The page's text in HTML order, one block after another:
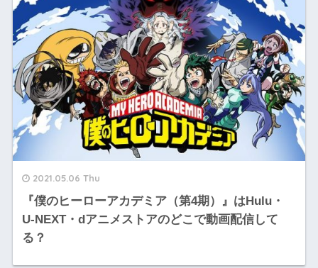
2021.05.06 Thu
『僕のヒーローアカデミア（第4期）』はHulu・
U-NEXT・dアニメストアのどこで動画配信して
る？